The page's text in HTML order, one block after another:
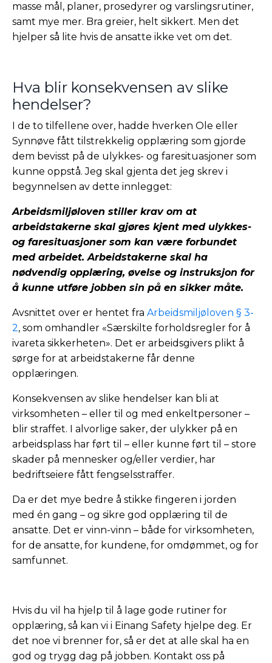
masse mål, planer, prosedyrer og varslingsrutiner,
samt mye mer. Bra greier, helt sikkert. Men det
hjelper så lite hvis de ansatte ikke vet om det.
Hva blir konsekvensen av slike
hendelser?
I de to tilfellene over, hadde hverken Ole eller
Synnøve fått tilstrekkelig opplæring som gjorde
dem bevisst på de ulykkes- og faresituasjoner som
kunne oppstå. Jeg skal gjenta det jeg skrev i
begynnelsen av dette innlegget:
Arbeidsmiljøloven stiller krav om at
arbeidstakerne skal gjøres kjent med ulykkes-
og faresituasjoner som kan være forbundet
med arbeidet. Arbeidstakerne skal ha
nødvendig opplæring, øvelse og instruksjon for
å kunne utføre jobben sin på en sikker måte.
Avsnittet over er hentet fra Arbeidsmiljøloven § 3-
2, som omhandler «Særskilte forholdsregler for å
ivareta sikkerheten». Det er arbeidsgivers plikt å
sørge for at arbeidstakerne får denne
opplæringen.
Konsekvensen av slike hendelser kan bli at
virksomheten – eller til og med enkeltpersoner –
blir straffet. I alvorlige saker, der ulykker på en
arbeidsplass har ført til – eller kunne ført til – store
skader på mennesker og/eller verdier, har
bedriftseiere fått fengselsstraffer.
Da er det mye bedre å stikke fingeren i jorden
med én gang – og sikre god opplæring til de
ansatte. Det er vinn-vinn – både for virksomheten,
for de ansatte, for kundene, for omdømmet, og for
samfunnet.
Hvis du vil ha hjelp til å lage gode rutiner for
opplæring, så kan vi i Einang Safety hjelpe deg. Er
det noe vi brenner for, så er det at alle skal ha en
god og trygg dag på jobben. Kontakt oss på